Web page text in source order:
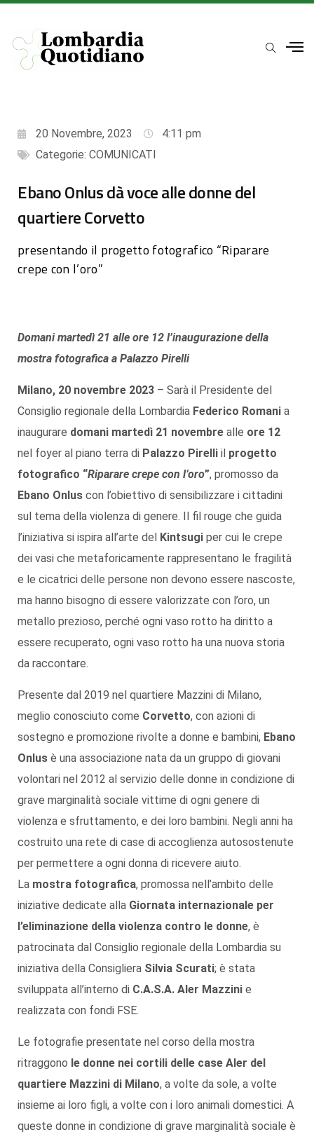
20 Novembre, 2023
4:11 pm
Categorie: COMUNICATI
Ebano Onlus dà voce alle donne del
quartiere Corvetto
presentando il progetto fotografico “Riparare
crepe con l’oro”
Domani martedì 21 alle ore 12 l’inaugurazione della
mostra fotografica a Palazzo Pirelli
Milano, 20 novembre 2023 – Sarà il Presidente del
Consiglio regionale della Lombardia Federico Romani a
inaugurare domani martedì 21 novembre alle ore 12
nel foyer al piano terra di Palazzo Pirelli il progetto
fotografico “Riparare crepe con l’oro”, promosso da
Ebano Onlus con l’obiettivo di sensibilizzare i cittadini
sul tema della violenza di genere. Il fil rouge che guida
l’iniziativa si ispira all’arte del Kintsugi per cui le crepe
dei vasi che metaforicamente rappresentano le fragilità
e le cicatrici delle persone non devono essere nascoste,
ma hanno bisogno di essere valorizzate con l’oro, un
metallo prezioso, perché ogni vaso rotto ha diritto a
essere recuperato, ogni vaso rotto ha una nuova storia
da raccontare.
Presente dal 2019 nel quartiere Mazzini di Milano,
meglio conosciuto come Corvetto, con azioni di
sostegno e promozione rivolte a donne e bambini, Ebano
Onlus è una associazione nata da un gruppo di giovani
volontari nel 2012 al servizio delle donne in condizione di
grave marginalità sociale vittime di ogni genere di
violenza e sfruttamento, e dei loro bambini. Negli anni ha
costruito una rete di case di accoglienza autosostenute
per permettere a ogni donna di ricevere aiuto.
La mostra fotografica, promossa nell’ambito delle
iniziative dedicate alla Giornata internazionale per
l’eliminazione della violenza contro le donne, è
patrocinata dal Consiglio regionale della Lombardia su
iniziativa della Consigliera Silvia Scurati; è stata
sviluppata all’interno di C.A.S.A. Aler Mazzini e
realizzata con fondi FSE.
Le fotografie presentate nel corso della mostra
ritraggono le donne nei cortili delle case Aler del
quartiere Mazzini di Milano, a volte da sole, a volte
insieme ai loro figli, a volte con i loro animali domestici. A
queste donne in condizione di grave marginalità sociale è